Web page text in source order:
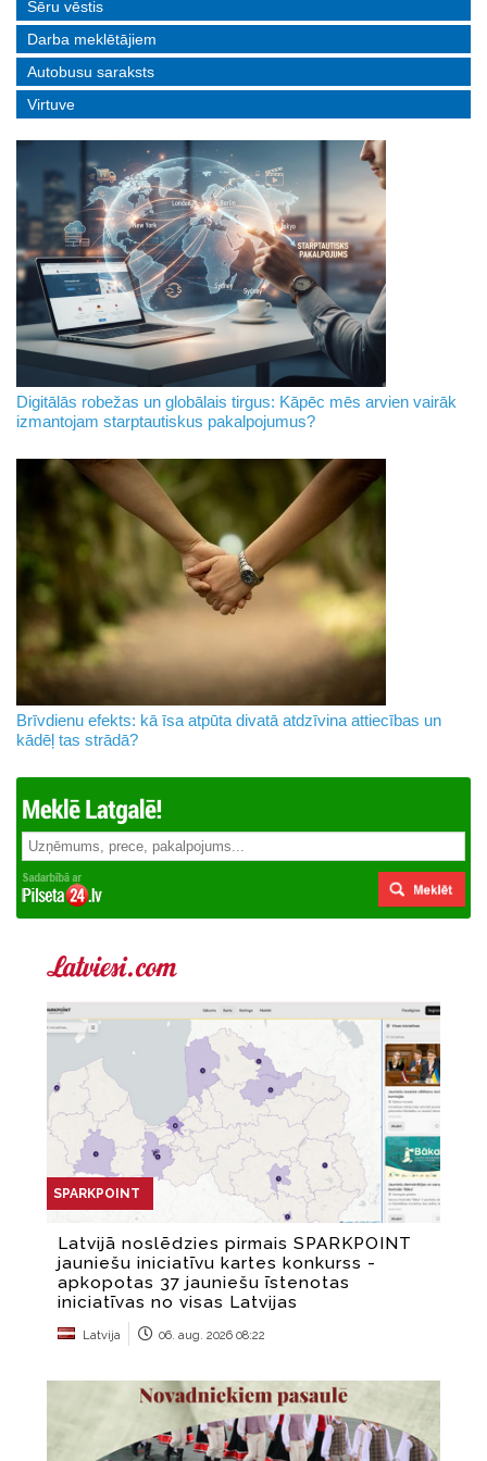
Sēru vēstis
Darba meklētājiem
Autobusu saraksts
Virtuve
Digitālās robežas un globālais tirgus: Kāpēc mēs arvien vairāk
izmantojam starptautiskus pakalpojumus?
Brīvdienu efekts: kā īsa atpūta divatā atdzīvina attiecības un
kādēļ tas strādā?